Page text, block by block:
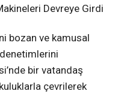
Devreye Girdi
bozan ve kamusal
bir vatandaş
çevrilerek